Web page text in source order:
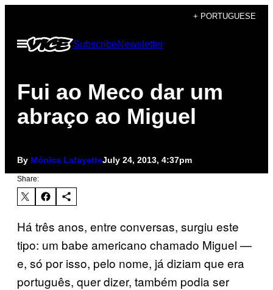
content
+ PORTUGUESE
Open
Menu
SubscribeNewsletter
Fui ao Meco dar um
abraço ao Miguel
By Mónica LafayetteJuly 24, 2013, 4:37pm
Share:
Há três anos, entre conversas, surgiu este
tipo: um babe americano chamado Miguel —
e, só por isso, pelo nome, já diziam que era
português, quer dizer, também podia ser